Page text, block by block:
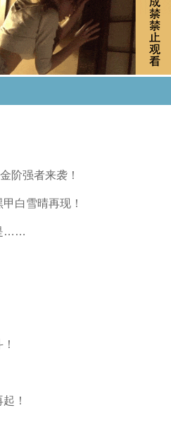
阶强者来袭！
白雪晴再现！
……
！